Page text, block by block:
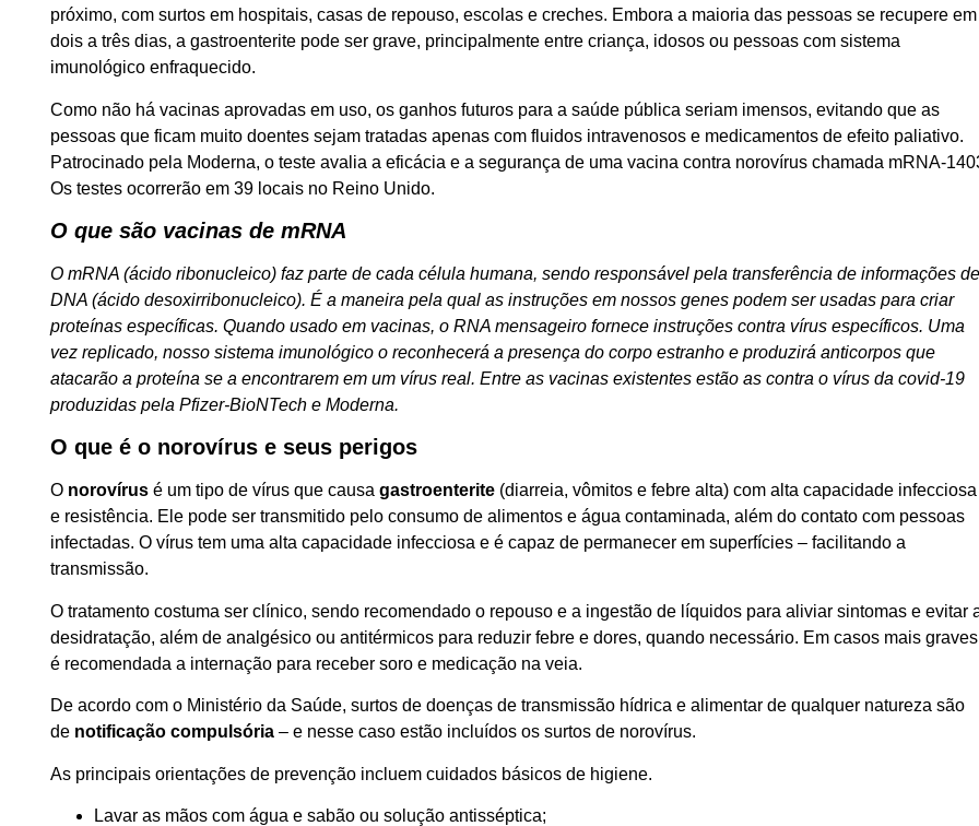
próximo, com surtos em hospitais, casas de repouso, escolas e creches. Embora a maioria das pessoas se recupere em
dois a três dias, a gastroenterite pode ser grave, principalmente entre criança, idosos ou pessoas com sistema
imunológico enfraquecido.
Como não há vacinas aprovadas em uso, os ganhos futuros para a saúde pública seriam imensos, evitando que as
pessoas que ficam muito doentes sejam tratadas apenas com fluidos intravenosos e medicamentos de efeito paliativo.
Patrocinado pela Moderna, o teste avalia a eficácia e a segurança de uma vacina contra norovírus chamada mRNA-
Os testes ocorrerão em 39 locais no Reino Unido.
O que são vacinas de mRNA
O mRNA (ácido ribonucleico) faz parte de cada célula humana, sendo responsável pela transferência de informações
DNA (ácido desoxirribonucleico). É a maneira pela qual as instruções em nossos genes podem ser usadas para criar
proteínas específicas. Quando usado em vacinas, o RNA mensageiro fornece instruções contra vírus específicos. Uma
vez replicado, nosso sistema imunológico o reconhecerá a presença do corpo estranho e produzirá anticorpos que
atacarão a proteína se a encontrarem em um vírus real. Entre as vacinas existentes estão as contra o vírus da covid-19
produzidas pela Pfizer-BioNTech e Moderna.
O que é o norovírus e seus perigos
O norovírus é um tipo de vírus que causagastroenterite (diarreia, vômitos e febre alta) com alta capacidade infecciosa
e resistência. Ele pode ser transmitido pelo consumo de alimentos e água contaminada, além do contato com pessoas
infectadas. O vírus tem uma alta capacidade infecciosa e é capaz de permanecer em superfícies – facilitando a
transmissão.
O tratamento costuma ser clínico, sendo recomendado o repouso e a ingestão de líquidos para aliviar sintomas e evitar
desidratação, além de analgésico ou antitérmicos para reduzir febre e dores, quando necessário. Em casos mais graves
é recomendada a internação para receber soro e medicação na veia.
De acordo com o Ministério da Saúde, surtos de doenças de transmissão hídrica e alimentar de qualquer natureza são
de notificação compulsória – e nesse caso estão incluídos os surtos de norovírus.
As principais orientações de prevenção incluem cuidados básicos de higiene.
Lavar as mãos com água e sabão ou solução antisséptica;